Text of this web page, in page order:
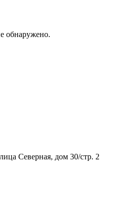
обнаружено.
Северная, дом 30/стр. 2